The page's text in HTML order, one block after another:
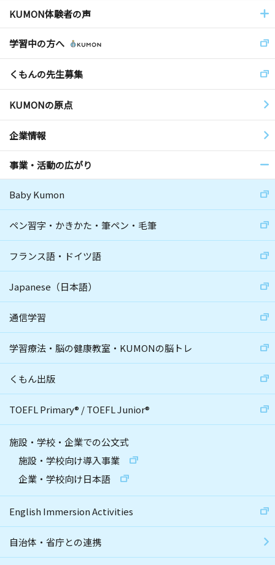
KUMON体験者の声
学習中の方へ
くもんの先生募集
KUMONの原点
企業情報
事業・活動の広がり
Baby Kumon
ペン習字・かきかた・筆ペン・毛筆
フランス語・ドイツ語
Japanese（日本語）
通信学習
学習療法・脳の健康教室・KUMONの脳トレ
くもん出版
TOEFL Primary® /TOEFL Junior®
施設・学校・企業での公文式
施設・学校向け導入事業
企業・学校向け日本語
English Immersion Activities
自治体・省庁との連携